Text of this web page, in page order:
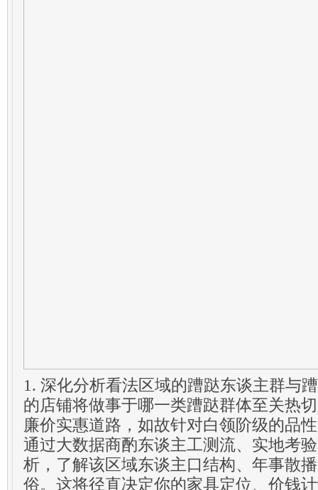
1. 深化分析看法区域的蹧跶东谈主群与
的店铺将做事于哪一类蹧跶群体至关热
廉价实惠道路，如故针对白领阶级的品
通过大数据商酌东谈主工测流、实地考
析，了解该区域东谈主口结构、年事散
俗。这将径直决定你的家具定位、价钱